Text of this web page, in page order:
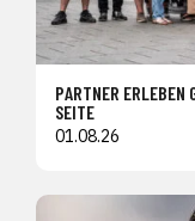
PARTNER ERLEBEN
SEITE
01.08.26